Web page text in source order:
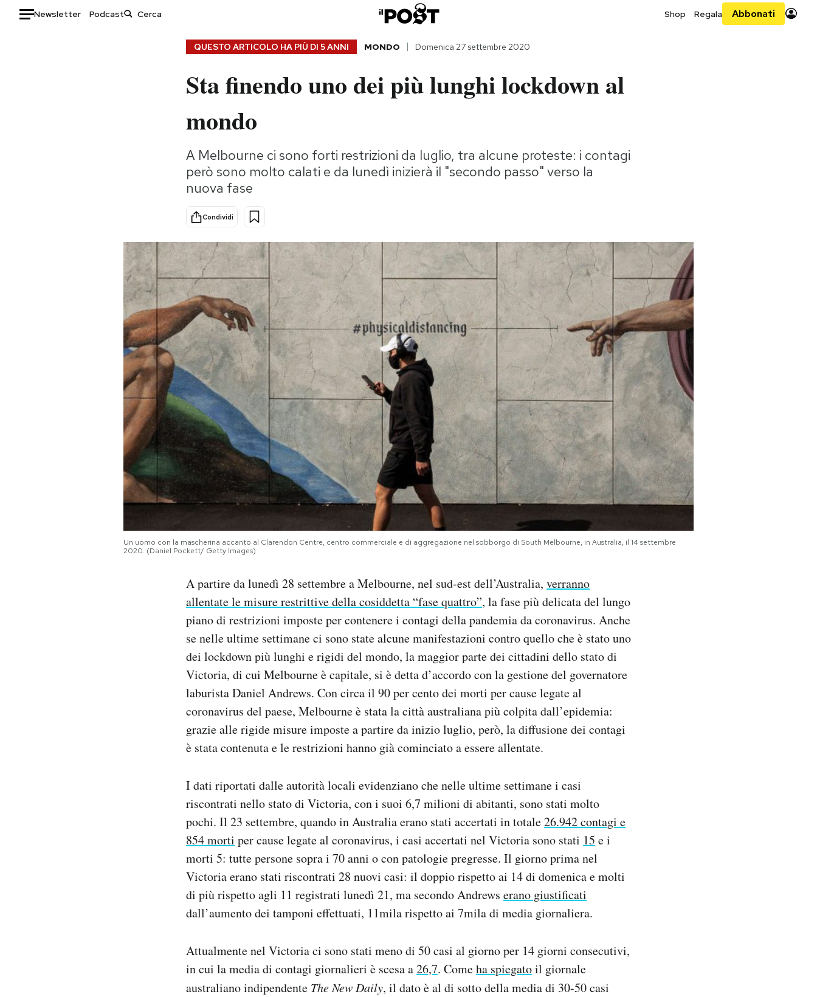
Newsletter Podcast Shop Regala Abbonati
Storie/Idee
Ok Boomer!
Altrecose
Mondiali calcio 2026
QUESTO ARTICOLO HA PIÙ DI 5 ANNI MONDO Domenica 27 settembre 2020
Sta finendo uno dei più lunghi lockdown al
mondo
A Melbourne ci sono forti restrizioni da luglio, tra alcune proteste: i contagi
però sono molto calati e da lunedì inizierà il "secondo passo" verso la
nuova fase
Condividi
Un uomo con la mascherina accanto al Clarendon Centre, centro commerciale e di aggregazione nel sobborgo di South Melbourne, in Australia, il 14 settembre
2020. (Daniel Pockett/ Getty Images)
A partire da lunedì 28 settembre a Melbourne, nel sud-est dell’Australia, verranno
allentate le misure restrittive della cosiddetta “fase quattro”, la fase più delicata del lungo
piano di restrizioni imposte per contenere i contagi della pandemia da coronavirus. Anche
se nelle ultime settimane ci sono state alcune manifestazioni contro quello che è stato uno
dei lockdown più lunghi e rigidi del mondo, la maggior parte dei cittadini dello stato di
Victoria, di cui Melbourne è capitale, si è detta d’accordo con la gestione del governatore
laburista Daniel Andrews. Con circa il 90 per cento dei morti per cause legate al
coronavirus del paese, Melbourne è stata la città australiana più colpita dall’epidemia:
grazie alle rigide misure imposte a partire da inizio luglio, però, la diffusione dei contagi
è stata contenuta e le restrizioni hanno già cominciato a essere allentate.
I dati riportati dalle autorità locali evidenziano che nelle ultime settimane i casi
riscontrati nello stato di Victoria, con i suoi 6,7 milioni di abitanti, sono stati molto
pochi. Il 23 settembre, quando in Australia erano stati accertati in totale26.942 contagi e
854 morti per cause legate al coronavirus, i casi accertati nel Victoria sono stati 15 e i
morti 5: tutte persone sopra i 70 anni o con patologie pregresse. Il giorno prima nel
Victoria erano stati riscontrati 28 nuovi casi: il doppio rispetto ai 14 di domenica e molti
di più rispetto agli 11 registrati lunedì 21, ma secondo Andrews erano giustificati
dall’aumento dei tamponi effettuati, 11mila rispetto ai 7mila di media giornaliera.
Attualmente nel Victoria ci sono stati meno di 50 casi al giorno per 14 giorni consecutivi,
in cui la media di contagi giornalieri è scesa a26,7. Comeha spiegatoil giornale
australiano indipendente The New Daily, il dato è al di sotto della media di 30-50 casi